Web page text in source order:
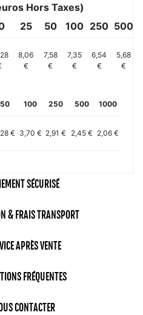
Hors Taxes)
25 50 100 250 500
8,06
€
7,58
€
7,35
€
6,54
€
5,68
€
50 100 250 500 1000
€ 3,70 € 2,91 € 2,45 € 2,06 €
SÉCURISÉ
& FRAIS TRANSPORT
APRÈS VENTE
FRÉQUENTES
CONTACTER